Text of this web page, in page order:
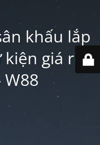
khấu lắp
giá rẻ